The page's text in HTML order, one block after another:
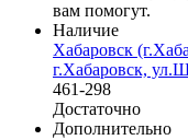
вам помогут.
Наличие
Хабаровск
г.Хабаровск,
461-298
Достаточно
Дополнительно